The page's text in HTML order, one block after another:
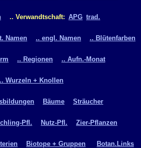
.. Verwandtschaft: APG trad.
Namen .. engl. Namen .. Blütenfarben
.. Regionen .. Aufn.-Monat
.. Wurzeln + Knollen
Bäume Sträucher
Pfl. Nutz-Pfl. Zier-Pflanzen
Biotope + Gruppen Botan.Links